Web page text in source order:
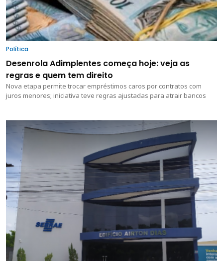
Política
Desenrola Adimplentes começa hoje: veja as
regras e quem tem direito
Nova etapa permite trocar empréstimos caros por contratos com
juros menores; iniciativa teve regras ajustadas para atrair bancos